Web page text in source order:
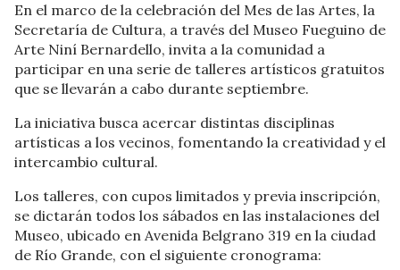
En el marco de la celebración del Mes de las Artes, la
Secretaría de Cultura, a través del Museo Fueguino de
Arte Niní Bernardello, invita a la comunidad a
participar en una serie de talleres artísticos gratuitos
que se llevarán a cabo durante septiembre.
La iniciativa busca acercar distintas disciplinas
artísticas a los vecinos, fomentando la creatividad y el
intercambio cultural.
Los talleres, con cupos limitados y previa inscripción,
se dictarán todos los sábados en las instalaciones del
Museo, ubicado en Avenida Belgrano 319 en la ciudad
de Río Grande, con el siguiente cronograma: